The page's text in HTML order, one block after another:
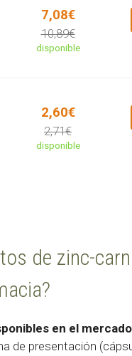
7,08€
10,89€
disponible
2,60€
2,71€
disponible
de zinc-
en el
de presentación